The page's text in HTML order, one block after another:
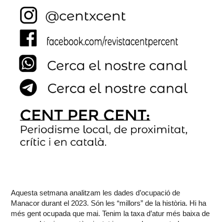
Aquesta setmana analitzam les dades d’ocupació de
Manacor durant el 2023. Són les “millors” de la història. Hi ha
més gent ocupada que mai. Tenim la taxa d’atur més baixa de